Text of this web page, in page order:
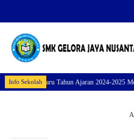
Info Sekolah
Tahun Ajaran 2024-2025 Memiliki 7